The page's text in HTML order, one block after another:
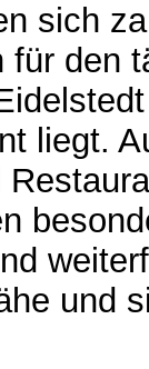
sich
den
liegt.
und